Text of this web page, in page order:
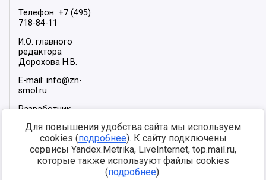
Телефон: +7 (495)
718-84-11
И.О. главного
редактора
Дорохова Н.В.
E-mail: info@zn-
smol.ru
Разработчик
2026
Мы в социальных
сетях:
Для повышения удобства сайта мы используем
cookies (подробнее). К сайту подключены
сервисы Yandex.Metrika, LiveInternet, top.mail.ru,
которые также используют файлы cookies
(подробнее).